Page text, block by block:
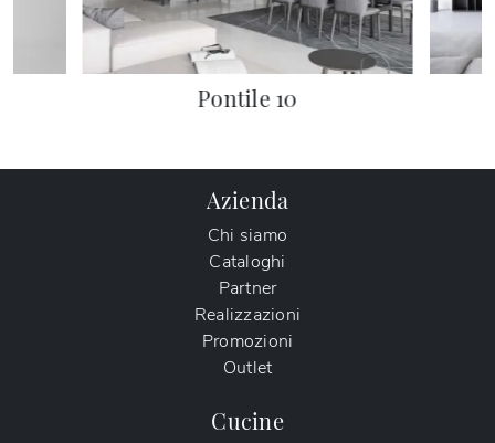
Pontile 10
Azienda
Chi siamo
Cataloghi
Partner
Realizzazioni
Promozioni
Outlet
Cucine